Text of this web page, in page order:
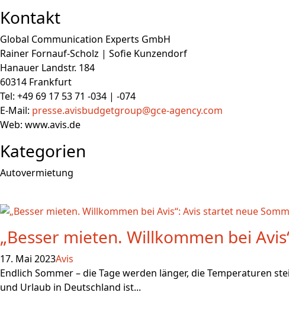
Kontakt
Global Communication Experts GmbH
Rainer Fornauf-Scholz | Sofie Kunzendorf
Hanauer Landstr. 184
60314 Frankfurt
Tel: +49 69 17 53 71 -034 | -074
E-Mail: presse.avisbudgetgroup@gce-agency.com
Web: www.avis.de
Kategorien
Autovermietung
„Besser mieten. Willkommen bei
17. Mai 2023Avis
Endlich Sommer – die Tage werden länger, die Temperaturen
und Urlaub in Deutschland ist...